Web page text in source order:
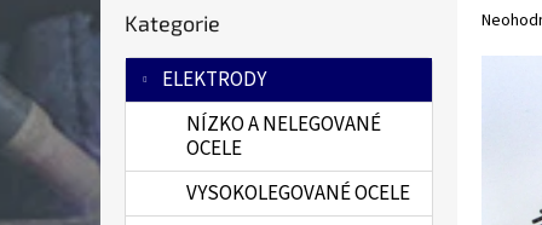
t
í
kategorie
Kategorie
ELEKTRODY
NÍZKO A NELEGOVANÉ
OCELE
VYSOKOLEGOVANÉ OCELE